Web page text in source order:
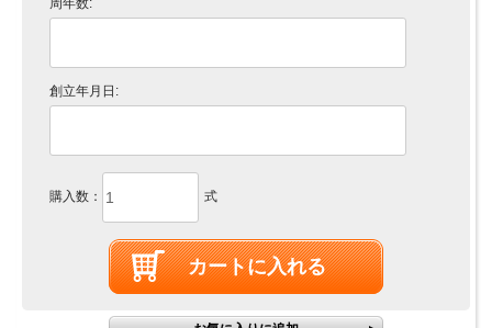
周年数:
創立年月日:
購入数： 式